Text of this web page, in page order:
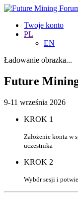
Twoje konto
PL
EN
Ładowanie obrazka...
Future
9-11 września 2026
KROK 1
Założenie konta w
uczestnika
KROK 2
Wybór sesji i